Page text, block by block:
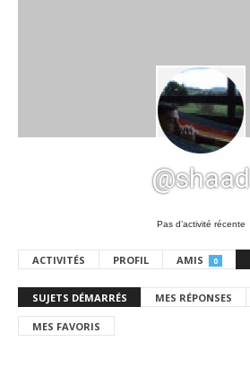
@shaad
Pas d’activité récente
ACTIVITÉS PROFIL AMIS 0
SUJETS DÉMARRÉS MES RÉPONSES
MES FAVORIS